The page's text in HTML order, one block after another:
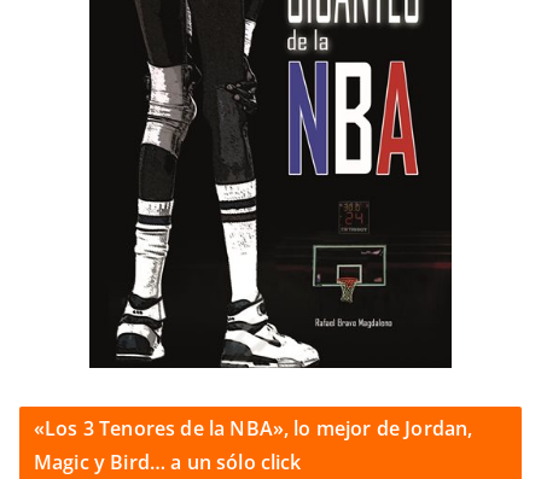
«Los 3 Tenores de la NBA», lo mejor de Jordan,
Magic y Bird… a un sólo click